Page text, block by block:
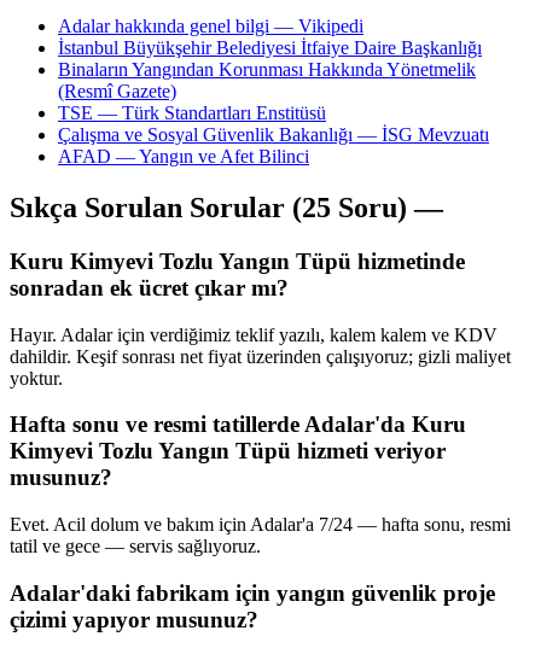
Adalar hakkında genel bilgi — Vikipedi
İstanbul Büyükşehir Belediyesi İtfaiye Daire Başkanlığı
Binaların Yangından Korunması Hakkında Yönetmelik
(Resmî Gazete)
TSE — Türk Standartları Enstitüsü
Çalışma ve Sosyal Güvenlik Bakanlığı — İSG Mevzuatı
AFAD — Yangın ve Afet Bilinci
Sıkça Sorulan Sorular (25 Soru) —
Kuru Kimyevi Tozlu Yangın Tüpü hizmetinde
sonradan ek ücret çıkar mı?
Hayır. Adalar için verdiğimiz teklif yazılı, kalem kalem ve KDV
dahildir. Keşif sonrası net fiyat üzerinden çalışıyoruz; gizli maliyet
yoktur.
Hafta sonu ve resmi tatillerde Adalar'da Kuru
Kimyevi Tozlu Yangın Tüpü hizmeti veriyor
musunuz?
Evet. Acil dolum ve bakım için Adalar'a 7/24 — hafta sonu, resmi
tatil ve gece — servis sağlıyoruz.
Adalar'daki fabrikam için yangın güvenlik proje
çizimi yapıyor musunuz?